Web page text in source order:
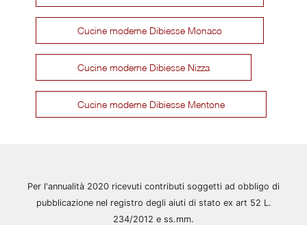
Cucine moderne Dibiesse Monaco
Cucine moderne Dibiesse Nizza
Cucine moderne Dibiesse Mentone
Per l'annualità 2020 ricevuti contributi soggetti ad obbligo di
pubblicazione nel registro degli aiuti di stato ex art 52 L.
234/2012 e ss.mm.